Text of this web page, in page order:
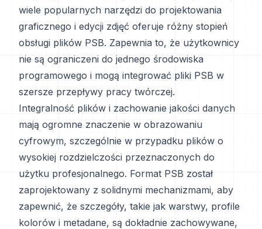
wiele popularnych narzędzi do projektowania
graficznego i edycji zdjęć oferuje różny stopień
obsługi plików PSB. Zapewnia to, że użytkownicy
nie są ograniczeni do jednego środowiska
programowego i mogą integrować pliki PSB w
szersze przepływy pracy twórczej.
Integralność plików i zachowanie jakości danych
mają ogromne znaczenie w obrazowaniu
cyfrowym, szczególnie w przypadku plików o
wysokiej rozdzielczości przeznaczonych do
użytku profesjonalnego. Format PSB został
zaprojektowany z solidnymi mechanizmami, aby
zapewnić, że szczegóły, takie jak warstwy, profile
kolorów i metadane, są dokładnie zachowywane,